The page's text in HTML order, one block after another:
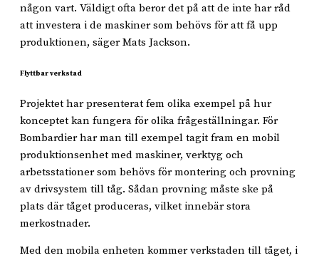
någon vart. Väldigt ofta beror det på att de inte har råd
att investera i de maskiner som behövs för att få upp
produktionen, säger Mats Jackson.
Flyttbar verkstad
Projektet har presenterat fem olika exempel på hur
konceptet kan fungera för olika frågeställningar. För
Bombardier har man till exempel tagit fram en mobil
produktionsenhet med maskiner, verktyg och
arbetsstationer som behövs för montering och provning
av drivsystem till tåg. Sådan provning måste ske på
plats där tåget produceras, vilket innebär stora
merkostnader.
Med den mobila enheten kommer verkstaden till tåget, i